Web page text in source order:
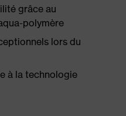
grâce au
polymère
lors du
à la technologie